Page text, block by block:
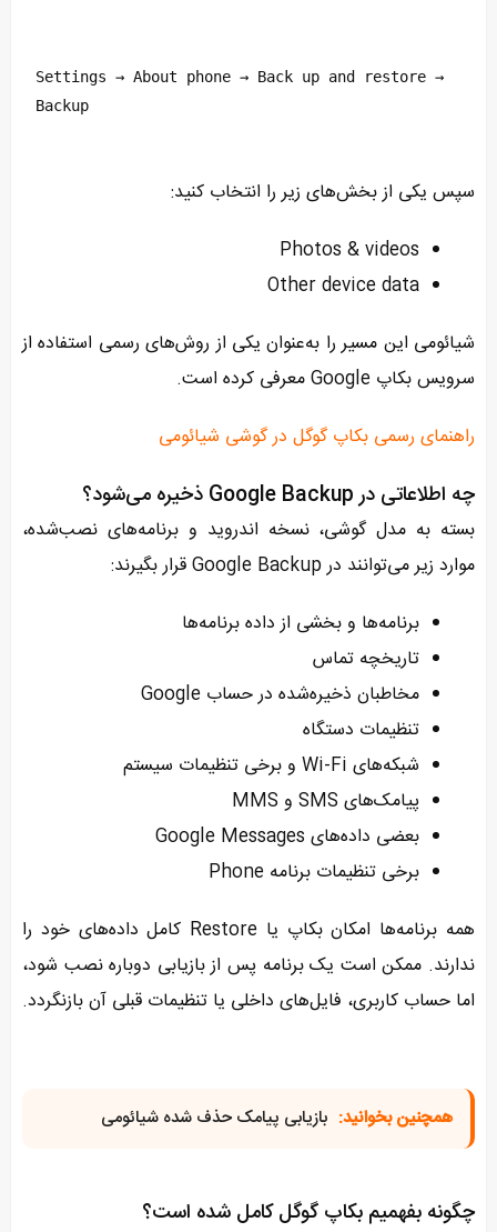
Settings → About phone → Back up and restore →
Backup
سپس یکی از بخش‌های زیر را انتخاب کنید:
Photos & videos
Other device data
شیائومی این مسیر را به‌عنوان یکی از روش‌های رسمی استفاده از
سرویس بکاپ Google معرفی کرده است.
راهنمای رسمی بکاپ گوگل در گوشی شیائومی
چه اطلاعاتی در Google Backup ذخیره می‌شود؟
بسته به مدل گوشی، نسخه اندروید و برنامه‌های نصب‌شده،
موارد زیر می‌توانند در Google Backup قرار بگیرند:
برنامه‌ها و بخشی از داده برنامه‌ها
تاریخچه تماس
مخاطبان ذخیره‌شده در حساب Google
تنظیمات دستگاه
شبکه‌های Wi-Fi و برخی تنظیمات سیستم
پیامک‌های SMS و MMS
بعضی داده‌های Google Messages
برخی تنظیمات برنامه Phone
همه برنامه‌ها امکان بکاپ یا Restore کامل داده‌های خود را
ندارند. ممکن است یک برنامه پس از بازیابی دوباره نصب شود،
اما حساب کاربری، فایل‌های داخلی یا تنظیمات قبلی آن بازنگردد.
همچنین بخوانید: بازیابی پیامک حذف شده شیائومی
چگونه بفهمیم بکاپ گوگل کامل شده است؟